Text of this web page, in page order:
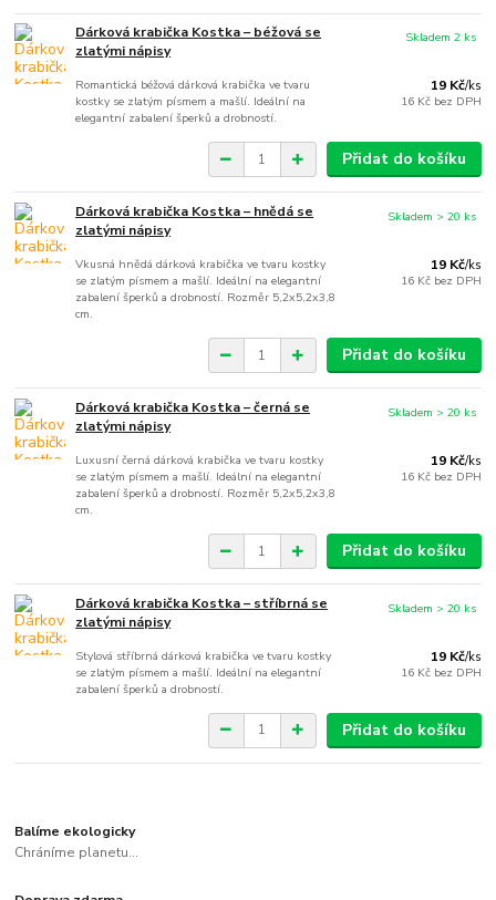
Dárková krabička Kostka – béžová se
zlatými nápisy
Romantická béžová dárková krabička ve tvaru
kostky se zlatým písmem a mašlí. Ideální na
elegantní zabalení šperků a drobností.
19 Kč/ks
16 Kč bez DPH
Skladem 2 ks
Přidat do košíku
Dárková krabička Kostka – hnědá se
zlatými nápisy
Vkusná hnědá dárková krabička ve tvaru kostky
se zlatým písmem a mašlí. Ideální na elegantní
zabalení šperků a drobností. Rozměr 5,2x5,2x3,8
cm.
19 Kč/ks
16 Kč bez DPH
Skladem > 20 ks
Přidat do košíku
Dárková krabička Kostka – černá se
zlatými nápisy
Luxusní černá dárková krabička ve tvaru kostky
se zlatým písmem a mašlí. Ideální na elegantní
zabalení šperků a drobností. Rozměr 5,2x5,2x3,8
cm.
19 Kč/ks
16 Kč bez DPH
Skladem > 20 ks
Přidat do košíku
Dárková krabička Kostka – stříbrná se
zlatými nápisy
Stylová stříbrná dárková krabička ve tvaru kostky
se zlatým písmem a mašlí. Ideální na elegantní
zabalení šperků a drobností.
19 Kč/ks
16 Kč bez DPH
Skladem > 20 ks
Přidat do košíku
Balíme ekologicky
Chráníme planetu...